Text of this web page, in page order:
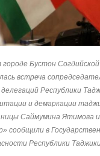
городе Бустон
встреча
Республики
и демаркации
Саймумина Ятимова
сообщили в
Республики